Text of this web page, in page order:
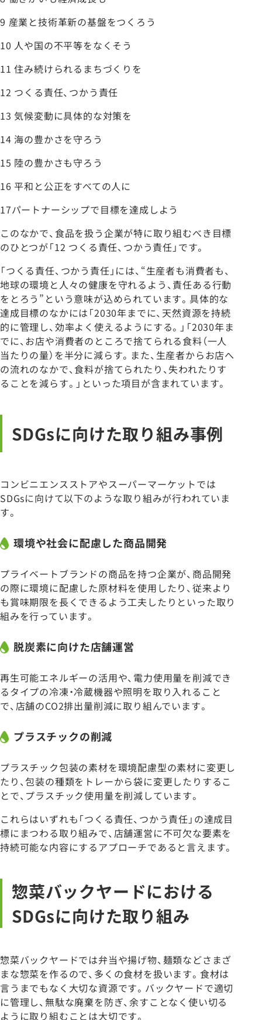
9 産業と技術革新の基盤をつくろう
10 人や国の不平等をなくそう
11 住み続けられるまちづくりを
12 つくる責任、つかう責任
13 気候変動に具体的な対策を
14 海の豊かさを守ろう
15 陸の豊かさも守ろう
16 平和と公正をすべての人に
17パートナーシップで目標を達成しよう
このなかで、食品を扱う企業が特に取り組むべき目標
のひとつが「12 つくる責任、つかう責任」です。
「つくる責任、つかう責任」には、“生産者も消費者も、
地球の環境と人々の健康を守れるよう、責任ある行動
をとろう”という意味が込められています。具体的な
達成目標のなかには「2030年までに、天然資源を持続
的に管理し、効率よく使えるようにする。」「2030年ま
でに、お店や消費者のところで捨てられる食料（一人
当たりの量）を半分に減らす。また、生産者からお店へ
の流れのなかで、食料が捨てられたり、失われたりす
ることを減らす。」といった項目が含まれています。
SDGsに向けた取り組み事例
コンビニエンスストアやスーパーマーケットでは
SDGsに向けて以下のような取り組みが行われていま
す。
環境や社会に配慮した商品開発
プライベートブランドの商品を持つ企業が、商品開発
の際に環境に配慮した原材料を使用したり、従来より
も賞味期限を長くできるよう工夫したりといった取り
組みを行っています。
脱炭素に向けた店舗運営
再生可能エネルギーの活用や、電力使用量を削減でき
るタイプの冷凍・冷蔵機器や照明を取り入れること
で、店舗のCO2排出量削減に取り組んでいます。
プラスチックの削減
プラスチック包装の素材を環境配慮型の素材に変更し
たり、包装の種類をトレーから袋に変更したりするこ
とで、プラスチック使用量を削減しています。
これらはいずれも「つくる責任、つかう責任」の達成目
標にまつわる取り組みで、店舗運営に不可欠な要素を
持続可能な内容にするアプローチであると言えます。
惣菜バックヤードにおける
SDGsに向けた取り組み
惣菜バックヤードでは弁当や揚げ物、麺類などさまざ
まな惣菜を作るので、多くの食材を扱います。食材は
言うまでもなく大切な資源です。バックヤードで適切
に管理し、無駄な廃棄を防ぎ、余すことなく使い切る
ように取り組むことは大切です。